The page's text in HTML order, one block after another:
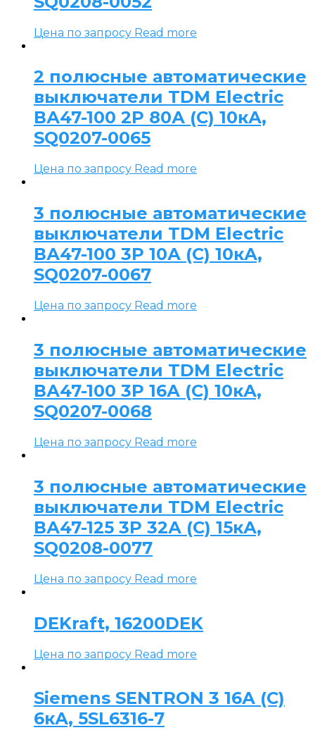
Цена по запросу Read more
2 полюсные автоматические
выключатели TDM Electric
ВА47-100 2P 80А (C) 10кА,
SQ0207-0065
Цена по запросу Read more
3 полюсные автоматические
выключатели TDM Electric
ВА47-100 3P 10А (C) 10кА,
SQ0207-0067
Цена по запросу Read more
3 полюсные автоматические
выключатели TDM Electric
ВА47-100 3P 16А (C) 10кА,
SQ0207-0068
Цена по запросу Read more
3 полюсные автоматические
выключатели TDM Electric
ВА47-125 3P 32А (C) 15кА,
SQ0208-0077
Цена по запросу Read more
DEKraft, 16200DEK
Цена по запросу Read more
Siemens SENTRON 3 16А (C)
6кА, 5SL6316-7